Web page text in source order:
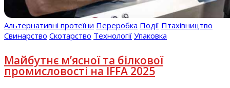
Альтернативні протеїни Переробка Події Птахівництво
Свинарство Скотарство Технології Упаковка
Майбутнє м’ясної та білкової
промисловості на IFFA 2025